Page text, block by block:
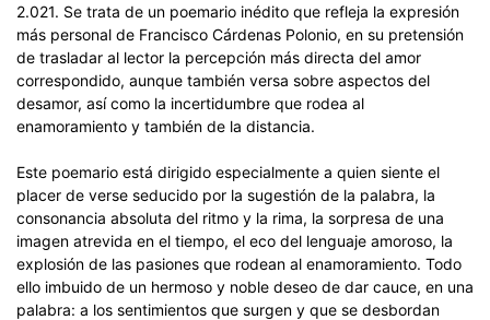
2.021. Se trata de un poemario inédito que refleja la expresión
más personal de Francisco Cárdenas Polonio, en su pretensión
de trasladar al lector la percepción más directa del amor
correspondido, aunque también versa sobre aspectos del
desamor, así como la incertidumbre que rodea al
enamoramiento y también de la distancia.
Este poemario está dirigido especialmente a quien siente el
placer de verse seducido por la sugestión de la palabra, la
consonancia absoluta del ritmo y la rima, la sorpresa de una
imagen atrevida en el tiempo, el eco del lenguaje amoroso, la
explosión de las pasiones que rodean al enamoramiento. Todo
ello imbuido de un hermoso y noble deseo de dar cauce, en una
palabra: a los sentimientos que surgen y que se desbordan